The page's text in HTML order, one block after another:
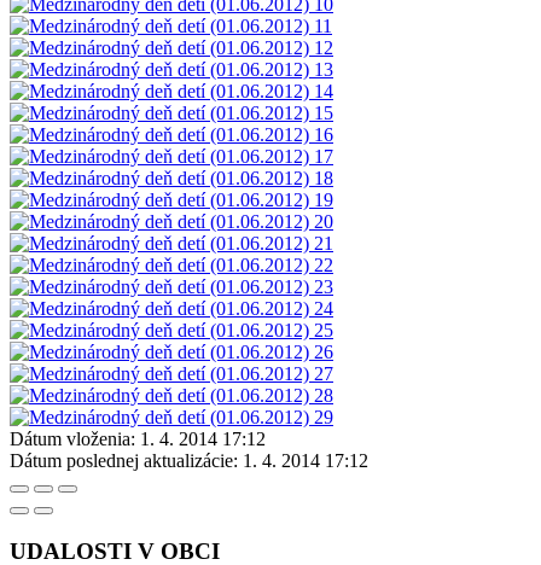
Dátum vloženia: 1. 4. 2014 17:12
Dátum poslednej aktualizácie: 1. 4. 2014 17:12
UDALOSTI V OBCI